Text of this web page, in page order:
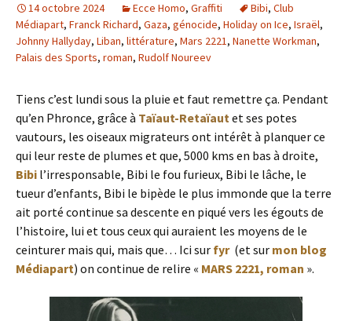
14 octobre 2024 Ecce Homo, Graffiti Bibi, Club
Médiapart, Franck Richard, Gaza, génocide, Holiday on Ice, Israël,
Johnny Hallyday, Liban, littérature, Mars 2221, Nanette Workman,
Palais des Sports, roman, Rudolf Noureev
Tiens c’est lundi sous la pluie et faut remettre ça. Pendant
qu’en Phronce, grâce à Taïaut-Retaïautet ses potes
vautours, les oiseaux migrateurs ont intérêt à planquer ce
qui leur reste de plumes et que, 5000 kms en bas à droite,
Bibi l’irresponsable, Bibi le fou furieux, Bibi le lâche, le
tueur d’enfants, Bibi le bipède le plus immonde que la terre
ait porté continue sa descente en piqué vers les égouts de
l’histoire, lui et tous ceux qui auraient les moyens de le
ceinturer mais qui, mais que… Ici sur fyr(et sur mon blog
Médiapart) on continue de relire « MARS 2221, roman ».